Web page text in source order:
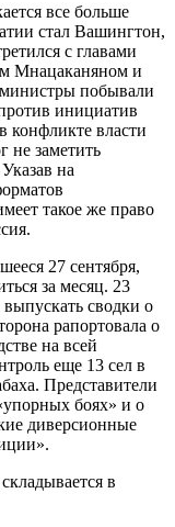
все больше
стал Вашингтон,
с главами
Мнацаканяном и
побывали
инициатив
власти
не заметить
на
такое же право
27 сентября,
за месяц. 23
сводки о
рапортовала о
на всей
еще 13 сел в
Представители
боях» и о
диверсионные
в